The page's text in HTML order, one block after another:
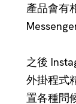
產品會有
之後
外掛程式
置各種問